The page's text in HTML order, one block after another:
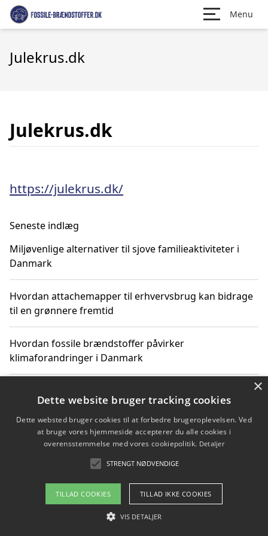
Menu
Julekrus.dk
Julekrus.dk
https://julekrus.dk/
Seneste indlæg
Miljøvenlige alternativer til sjove familieaktiviteter i
Danmark
Hvordan attachemapper til erhvervsbrug kan bidrage
til en grønnere fremtid
Hvordan fossile brændstoffer påvirker
klimaforandringer i Danmark
klimaændringer
Hvordan citater om fossile brændstoffer kan ændre
Copyright 2026 - Pilanto Aps
Om / kontakt
×
Dette website bruger tracking cookies
Dette websted bruger cookies til at forbedre brugeroplevelsen. Ved
at bruge vores hjemmeside accepterer du alle cookies i
overensstemmelse med vores cookiepolitik. Detaljer
STRENGT NØDVENDIGE
TILLAD COOKIES TILLAD IKKE COOKIES
VIS DETALJER